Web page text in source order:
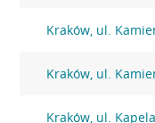
Kraków, ul.
Kraków, ul.
Kraków, ul.